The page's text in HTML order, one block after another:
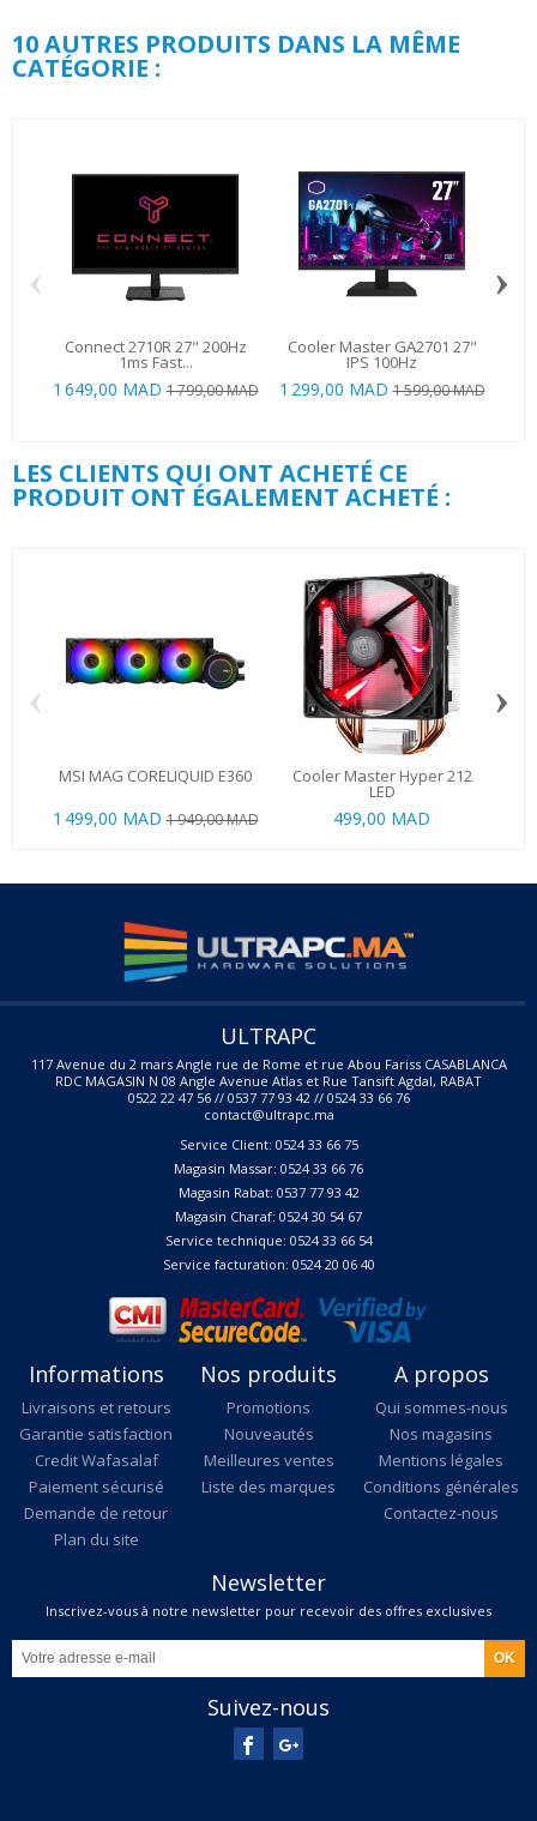
10 AUTRES PRODUITS DANS LA MÊME
CATÉGORIE :
Connect 2710R 27" 200Hz
1ms Fast...
1 649,00 MAD 1 799,00 MAD
Cooler Master GA2701 27"
IPS 100Hz
1 299,00 MAD 1 599,00 MAD
‹ ›
LES CLIENTS QUI ONT ACHETÉ CE
PRODUIT ONT ÉGALEMENT ACHETÉ :
MSI MAG CORELIQUID E360
1 499,00 MAD 1 949,00 MAD
Cooler Master Hyper 212
LED
499,00 MAD
‹ ›
ULTRAPC
117 Avenue du 2 mars Angle rue de Rome et rue Abou Fariss CASABLANCA
RDC MAGASIN N 08 Angle Avenue Atlas et Rue Tansift Agdal, RABAT
0522 22 47 56 // 0537 77 93 42 // 0524 33 66 76
contact@ultrapc.ma
Service Client: 0524 33 66 75
Magasin Massar: 0524 33 66 76
Magasin Rabat: 0537 77 93 42
Magasin Charaf: 0524 30 54 67
Service technique: 0524 33 66 54
Service facturation: 0524 20 06 40
Informations
Livraisons et retours
Garantie satisfaction
Credit Wafasalaf
Paiement sécurisé
Demande de retour
Plan du site
Nos produits
Promotions
Nouveautés
Meilleures ventes
Liste des marques
A propos
Qui sommes-nous
Nos magasins
Mentions légales
Conditions générales
Contactez-nous
Newsletter
Inscrivez-vous à notre newsletter pour recevoir des offres exclusives
Suivez-nous